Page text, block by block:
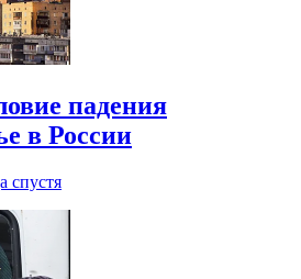
падения
в России
спустя